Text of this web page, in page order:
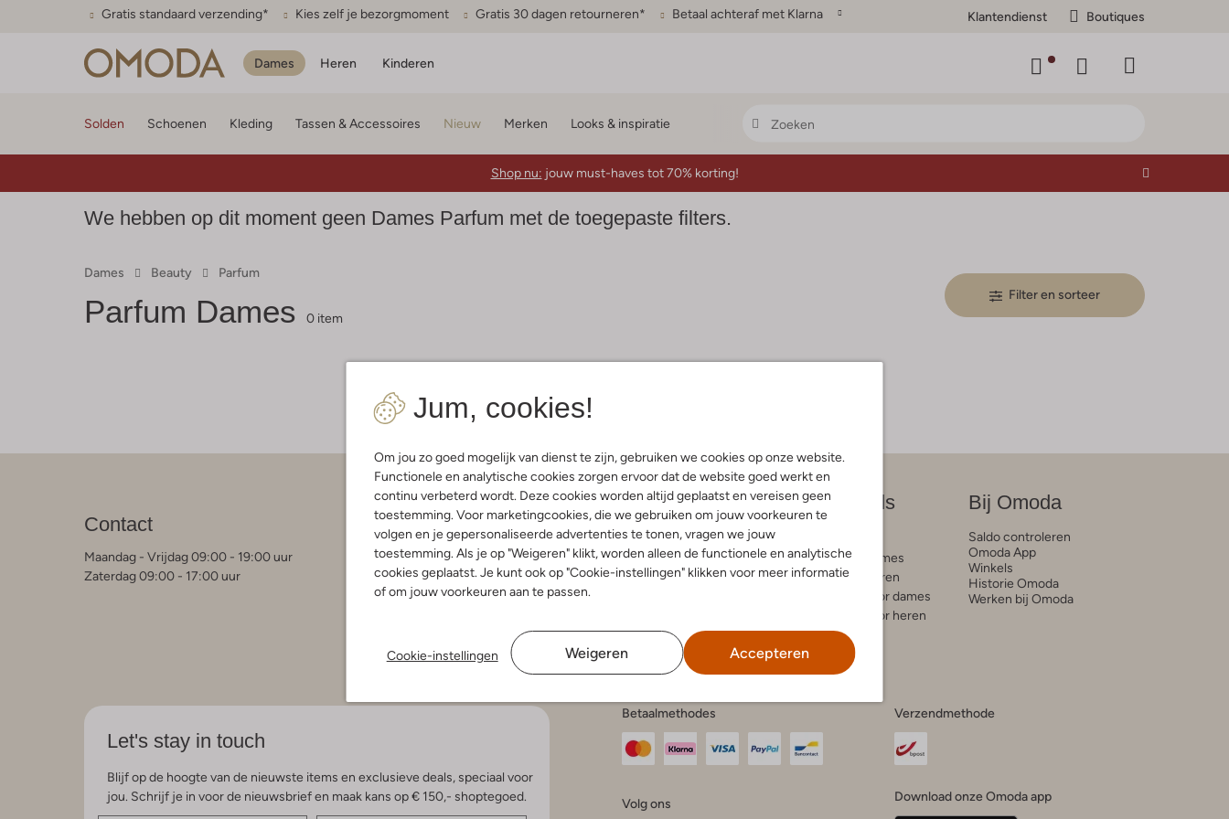
Gratis standaard verzending* Kies zelf je bezorgmoment Gratis 30 dagen retourneren* Betaal achteraf met Klarna Klantendienst Boutiques
Dames Heren Kinderen
Jum, cookies!
Om jou zo goed mogelijk van dienst te zijn, gebruiken we cookies op onze website.
Functionele en analytische cookies zorgen ervoor dat de website goed werkt en
continu verbeterd wordt. Deze cookies worden altijd geplaatst en vereisen geen
toestemming. Voor marketingcookies, die we gebruiken om jouw voorkeuren te
volgen en je gepersonaliseerde advertenties te tonen, vragen we jouw
toestemming. Als je op "Weigeren" klikt, worden alleen de functionele en analytische
cookies geplaatst. Je kunt ook op "Cookie-instellingen" klikken voor meer informatie
of om jouw voorkeuren aan te passen.
Cookie-instellingen Weigeren Accepteren
Solden Schoenen Kleding Tassen & Accessoires Nieuw Merken Looks & inspiratie
Shop nu: jouw must-haves tot 70% korting!
We hebben op dit moment geen Dames Parfum met de toegepaste filters.
Dames Beauty Parfum
Parfum Dames 0 item
Filter en sorteer
Contact
Maandag - Vrijdag 09:00 - 19:00 uur
Zaterdag 09:00 - 17:00 uur
Klantendienst
Contact
Veelgestelde vragen
Bestellen en bezorgen
Betaalmogelijkheden
Retourneren en ruilen
Kleding en onderhoud
Account
Mijn account
Veelgestelde vragen
Fashion trends
Bekijk alle blogs
Modetrends voor dames
Modetrends voor heren
Schoenentrends voor dames
Schoenentrends voor heren
Bij Omoda
Saldo controleren
Omoda App
Winkels
Historie Omoda
Werken bij Omoda
Let's stay in touch
Blijf op de hoogte van de nieuwste items en exclusieve deals, speciaal voor
jou. Schrijf je in voor de nieuwsbrief en maak kans op € 150,- shoptegoed.
Betaalmethodes
Volg ons
Verzendmethode
Download onze Omoda app